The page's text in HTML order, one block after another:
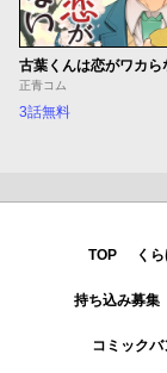
古葉くんは恋がワカら
正青コム
3話無料
TOP く
持ち込み募集
コミック